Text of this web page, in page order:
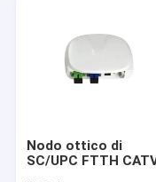
Nodo ottico di
SC/UPC FTTH